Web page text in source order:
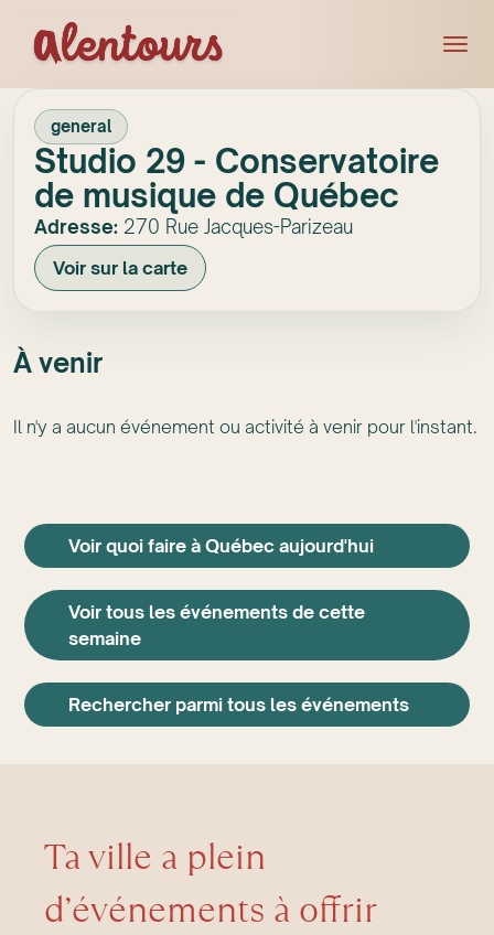
general
Studio 29 - Conservatoire
de musique de Québec
Adresse: 270 Rue Jacques-Parizeau
Voir sur la carte
À venir
Il n'y a aucun événement ou activité à venir pour l'instant.
Voir quoi faire à Québec aujourd'hui
Voir tous les événements de cette
semaine
Rechercher parmi tous les événements
Ta ville a plein
d’événements à offrir